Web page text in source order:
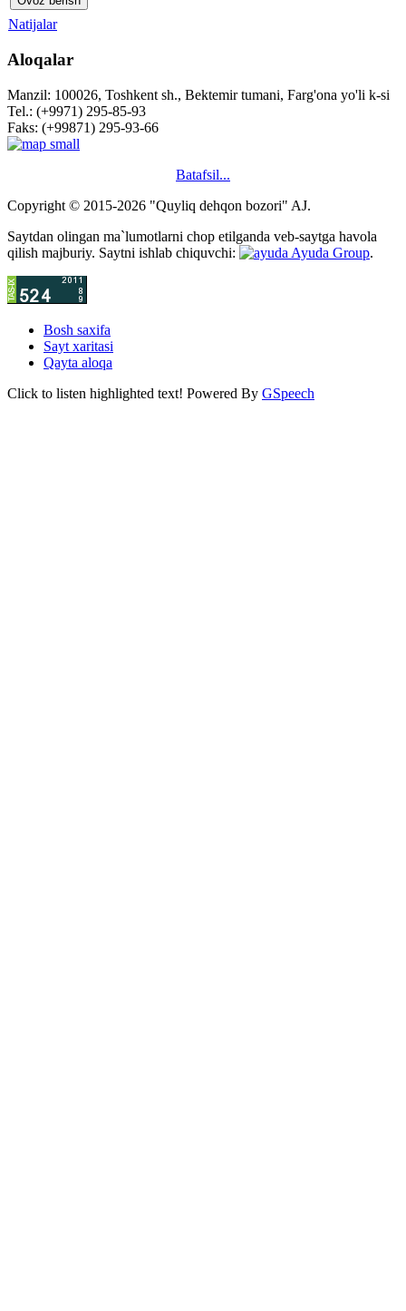
Natijalar
Aloqalar
Manzil: 100026, Toshkent sh., Bektemir tumani, Farg'ona yo'li k-si
Tel.: (+9971) 295-85-93
Faks: (+99871) 295-93-66
Batafsil...
Copyright © 2015-2026 "Quyliq dehqon bozori" AJ.
Saytdan olingan ma`lumotlarni chop etilganda veb-saytga havola
qilish majburiy. Saytni ishlab chiquvchi:
Ayuda Group.
Bosh saxifa
Sayt xaritasi
Qayta aloqa
Click to listen highlighted text! Powered By GSpeech